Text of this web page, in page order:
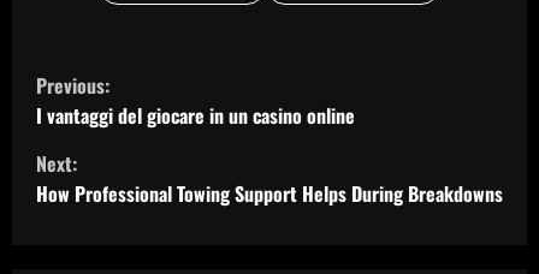
C
o
n
Previous:
I vantaggi del giocare in un casino online
Next:
How Professional Towing Support Helps During Breakdowns